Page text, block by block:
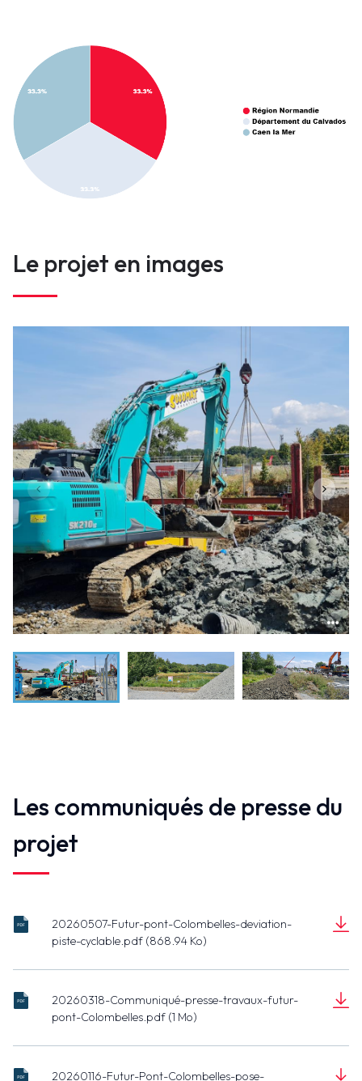
contact@portsdenormandie.fr
Le projet en images
Les communiqués de presse du
projet
20260507-Futur-pont-Colombelles-deviation-
piste-cyclable.pdf (868.94 Ko)
20260507-
Futur-pont-
Colombelles-
piste-
cyclable.pdf
(868.94 Ko)
20260318-Communiqué-presse-travaux-futur-
pont-Colombelles.pdf (1 Mo)
20260318-
Communiqué-
presse-travaux-
Colombelles.pdf
(1 Mo)
20260116-Futur-Pont-Colombelles-pose-